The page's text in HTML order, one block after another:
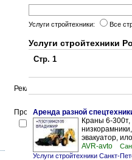
Услуги стройтехники: Все
Услуги стройтехники
Стр. 1
Аренда разной
Краны 6-
эвакуатор,
AVR-avto
Услуги стройтехники Санкт-